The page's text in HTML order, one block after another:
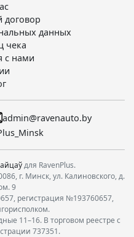
договор
данных
чека
с нами
admin@ravenauto.by
для RavenPlus.
г. Минск, ул. Калиновского, д.
9
регистрация №193760657,
11–16. В торговом реестре с
737351.